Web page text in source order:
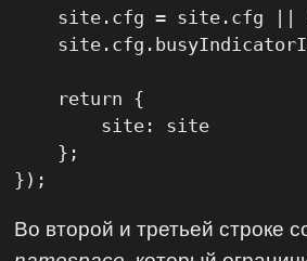
site.cfg = site.cfg ||
    return {
        site: site
    };
});
Во второй и третьей строке